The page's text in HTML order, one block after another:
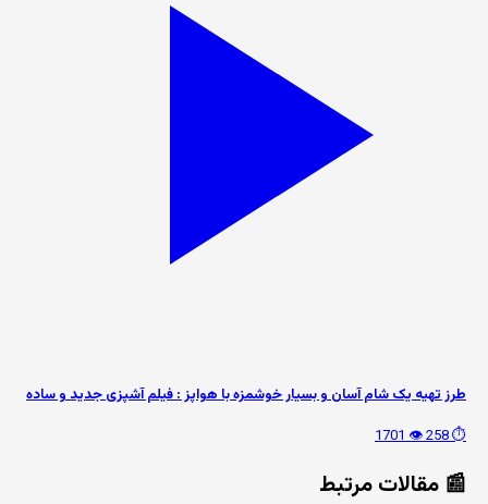
طرز تهیه یک شام آسان و بسیار خوشمزه با هواپز : فیلم آشپزی جدید و ساده
⏱️ 258
👁️ 1701
📰 مقالات مرتبط